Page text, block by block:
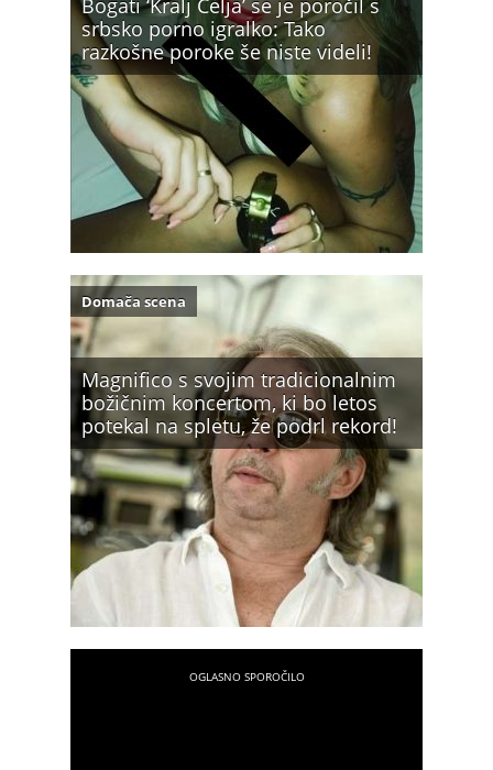
srbsko porno igralko: Tako
razkošne poroke še niste videli!
Magnifico s svojim tradicionalnim
božičnim koncertom, ki bo letos
potekal na spletu, že podrl rekord!
Domača scena